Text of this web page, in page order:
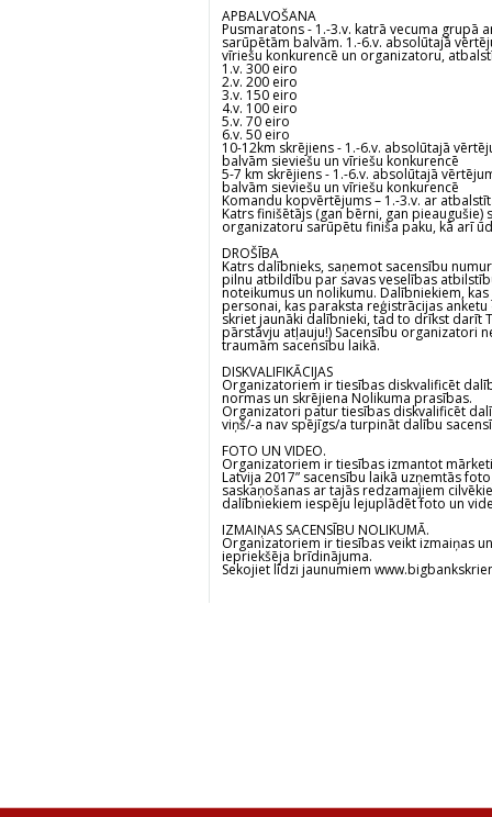
APBALVOŠANA
Pusmaratons - 1.-3.v. katrā vecuma grupā
sarūpētām balvām. 1.-6.v. absolūtajā
vīriešu konkurencē un organizatoru,
1.v. 300 eiro
2.v. 200 eiro
3.v. 150 eiro
4.v. 100 eiro
5.v. 70 eiro
6.v. 50 eiro
10-12km skrējiens - 1.-6.v. absolūtajā
balvām sieviešu un vīriešu konkurencē
5-7 km skrējiens - 1.-6.v. absolūtajā
balvām sieviešu un vīriešu konkurencē
Komandu kopvērtējums – 1.-3.v. ar
Katrs finišētājs (gan bērni, gan
organizatoru sarūpētu finiša paku, kā arī
DROŠĪBA
Katrs dalībnieks, saņemot sacensību
pilnu atbildību par savas veselības
noteikumus un nolikumu. Dalībniekiem,
personai, kas paraksta reģistrācijas
skriet jaunāki dalībnieki, tad to drīkst darīt
pārstāvju atļauju!) Sacensību organizatori
traumām sacensību laikā.
DISKVALIFIKĀCIJAS
Organizatoriem ir tiesības diskvalificēt
normas un skrējiena Nolikuma prasības.
Organizatori patur tiesības diskvalificēt
viņš/-a nav spējīgs/a turpināt dalību
FOTO UN VIDEO.
Organizatoriem ir tiesības izmantot
Latvija 2017” sacensību laikā uzņemtās
saskaņošanas ar tajās redzamajiem
dalībniekiem iespēju lejuplādēt foto un
IZMAIŅAS SACENSĪBU NOLIKUMĀ.
Organizatoriem ir tiesības veikt izmaiņas
iepriekšēja brīdinājuma.
Sekojiet līdzi jaunumiem